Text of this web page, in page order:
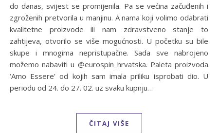
do danas, svijest se promijenila. Pa se većina začuđenih i
zgroženih pretvorila u manjinu. A nama koji volimo odabrati
kvalitetne proizvode ili nam zdravstveno stanje to
zahtijeva, otvorilo se više mogućnosti. U početku su bile
skupe i mnogima nepristupačne. Sada sve nabrojeno
možemo nabaviti u @eurospin_hrvatska. Paleta proizvoda
‘Amo Essere’ od kojih sam imala priliku isprobati dio. U
periodu od 24. do 27. 02. uz svaku kupnju…
ČITAJ VIŠE